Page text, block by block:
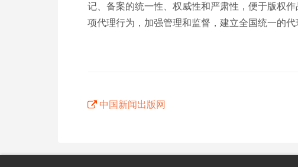
记、备案的统一性、权威性和严肃性，便于版权
项代理行为，加强管理和监督，建立全国统一的
中国新闻出版网